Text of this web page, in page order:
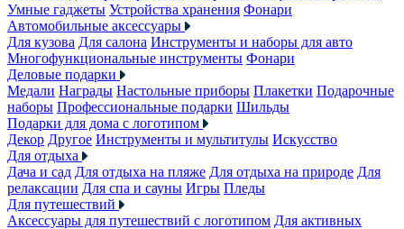
Умные гаджеты Устройства хранения Фонари
Автомобильные аксессуары
Для кузова Для салона Инструменты и наборы для авто
Многофункциональные инструменты Фонари
Деловые подарки
Медали Награды Настольные приборы Плакетки Подарочные
наборы Профессиональные подарки Шильды
Подарки для дома с логотипом
Декор Другое Инструменты и мультитулы Искусство
Для отдыха
Дача и сад Для отдыха на пляже Для отдыха на природе Для
релаксации Для спа и сауны Игры Пледы
Для путешествий
Аксессуары для путешествий с логотипом Для активных